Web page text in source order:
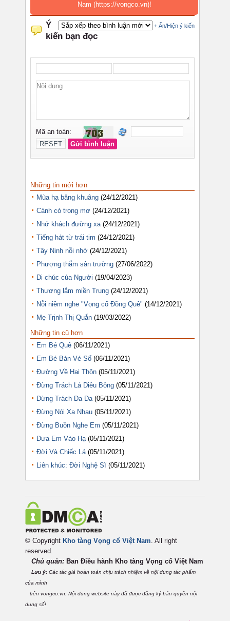
Nam (https://vongco.vn)!
Những tin mới hơn
Mùa hạ bâng khuâng (24/12/2021)
Cánh cò trong mơ (24/12/2021)
Nhớ khách đường xa (24/12/2021)
Tiếng hát từ trái tim (24/12/2021)
Tây Ninh nỗi nhớ (24/12/2021)
Phượng thắm sân trường (27/06/2022)
Di chúc của Người (19/04/2023)
Thương lắm miền Trung (24/12/2021)
Nỗi niềm nghe "Vọng cổ Đồng Quê" (14/12/2021)
Mẹ Trịnh Thị Quắn (19/03/2022)
Những tin cũ hơn
Em Bé Quê (06/11/2021)
Em Bé Bán Vé Số (06/11/2021)
Đường Về Hai Thôn (05/11/2021)
Đừng Trách Lá Diêu Bông (05/11/2021)
Đừng Trách Đa Đa (05/11/2021)
Đừng Nói Xa Nhau (05/11/2021)
Đừng Buồn Nghe Em (05/11/2021)
Đưa Em Vào Hạ (05/11/2021)
Đời Và Chiếc Lá (05/11/2021)
Liên khúc: Đời Nghệ Sĩ (05/11/2021)
© Copyright Kho tàng Vọng cổ Việt Nam. All right
reserved.
Chủ quản: Ban Điều hành Kho tàng Vọng cổ Việt Nam
Lưu ý: Các tác giả hoàn toàn chịu trách nhiệm về nội dung tác phẩm
của mình
trên vongco.vn. Nội dung website này đã được đăng ký bản quyền nội
dung số!